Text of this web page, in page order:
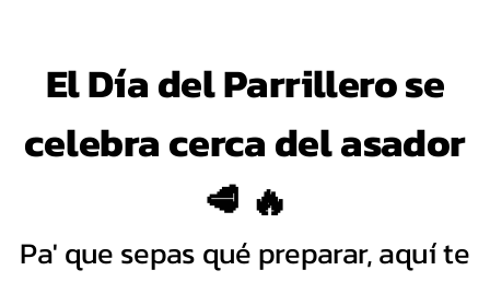
El Día del Parrillero se
celebra cerca del asador
🥩 🔥
Pa' que sepas qué preparar, aquí te